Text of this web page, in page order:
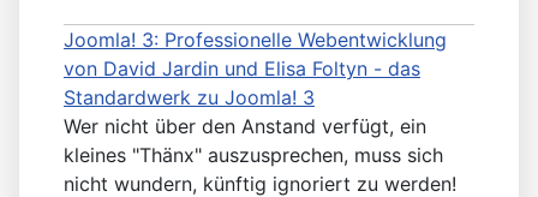
Joomla! 3: Professionelle Webentwicklung
von David Jardin und Elisa Foltyn - das
Standardwerk zu Joomla! 3
Wer nicht über den Anstand verfügt, ein
kleines "Thänx" auszusprechen, muss sich
nicht wundern, künftig ignoriert zu werden!